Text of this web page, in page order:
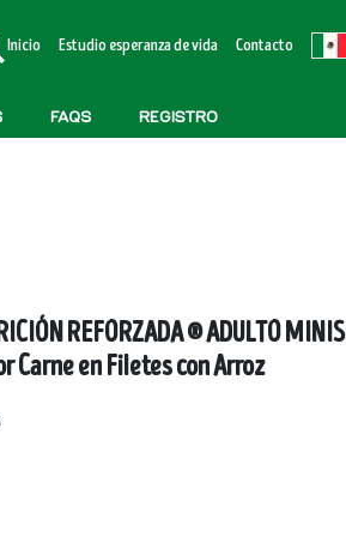
Inicio Estudio esperanza de vida Contacto
FAQs REGISTRO
REFORZADA ® ADULTO MINIS
Carne en Filetes con Arroz